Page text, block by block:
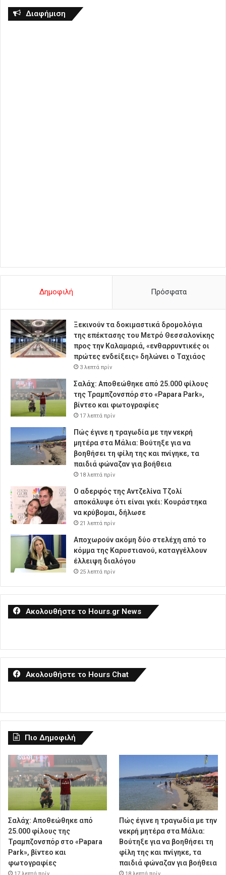
Διαφήμιση
Δημοφιλή Πρόσφατα
Ξεκινούν τα δοκιμαστικά δρομολόγια
της επέκτασης του Μετρό Θεσσαλονίκης
προς την Καλαμαριά, «ενθαρρυντικές οι
πρώτες ενδείξεις» δηλώνει ο Ταχιάος
3 λεπτά πρίν
Σαλάχ: Αποθεώθηκε από 25.000 φίλους
της Τραμπζονσπόρ στο «Papara Park»,
βίντεο και φωτογραφίες
17 λεπτά πρίν
Πώς έγινε η τραγωδία με την νεκρή
μητέρα στα Μάλια: Βούτηξε για να
βοηθήσει τη φίλη της και πνίγηκε, τα
παιδιά φώναζαν για βοήθεια
18 λεπτά πρίν
Ο αδερφός της Αντζελίνα Τζολί
αποκάλυψε ότι είναι γκέι: Κουράστηκα
να κρύβομαι, δήλωσε
21 λεπτά πρίν
Αποχωρούν ακόμη δύο στελέχη από το
κόμμα της Καρυστιανού, καταγγέλλουν
έλλειψη διαλόγου
25 λεπτά πρίν
Ακολουθήστε το Hours.gr News
Ακολουθήστε το Hours Chat
Πιο Δημοφιλή
Σαλάχ: Αποθεώθηκε από
25.000 φίλους της
Τραμπζονσπόρ στο «Papara
Park», βίντεο και
φωτογραφίες
17 λεπτά πρίν
Πώς έγινε η τραγωδία με την
νεκρή μητέρα στα Μάλια:
Βούτηξε για να βοηθήσει τη
φίλη της και πνίγηκε, τα
παιδιά φώναζαν για βοήθεια
18 λεπτά πρίν